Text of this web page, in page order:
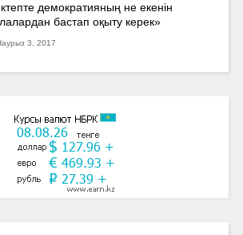
демократияның не екенін
бастап оқыту керек»
3, 2017